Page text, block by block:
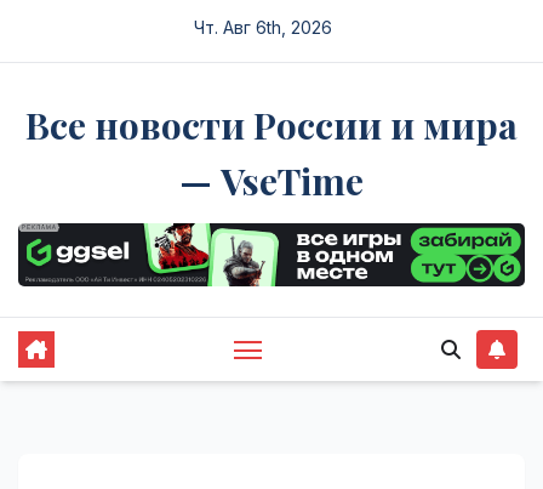
Чт. Авг 6th, 2026
Все новости России и мира
— VseTime